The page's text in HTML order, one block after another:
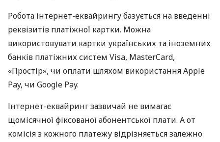
Робота інтернет-еквайрингу базується на введенні
реквізитів платіжної картки. Можна
використовувати картки українських та іноземних
банків платіжних систем Visa, MasterCard,
«Простір», чи оплати шляхом використання Apple
Pay, чи Google Pay.
Інтернет-еквайринг зазвичай не вимагає
щомісячної фіксованої абонентської плати. А от
комісія з кожного платежу відрізняється залежно